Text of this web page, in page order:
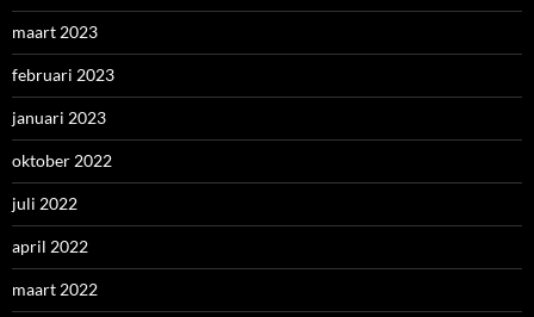
maart 2023
februari 2023
januari 2023
oktober 2022
juli 2022
april 2022
maart 2022